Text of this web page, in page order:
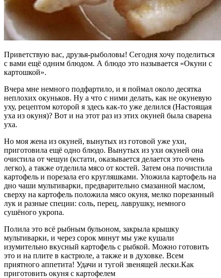
Приветствую вас, друзья-рыболовы! Сегодня хочу поделиться
с вами ещё одним блюдом. А блюдо это называется «Окуни с
картошкой».
Вчера мне немного подфартило, и я поймал около десятка
неплохих окуньков. Ну а что с ними делать, как не окуневую
уху, рецептом которой я здесь как-то уже делился (Настоящая
уха из окуня)? Вот и на этот раз из этих окуней была сварена
уха.
Но моя жена из окуней, вынутых из готовой уже ухи,
приготовила ещё одно блюдо. Вынутых из ухи окуней она
очистила от чешуи (кстати, оказывается делается это очень
легко), а также отделила мясо от костей. Затем она почистила
картофель и порезала его кругляшками. Уложила картофель на
дно чаши мультиварки, предварительно смазанной маслом,
сверху на картофель положила мясо окуня, мелко порезанный
лук и разные специи: соль, перец, лаврушку, немного
сушёного укропа.
Полила это всё рыбным бульоном, закрыла крышку
мультиварки, и через сорок минут мы уже кушали
изумительно вкусный картофель с рыбкой. Можно готовить
это и на плите в кастрюле, а также и в духовке. Всем
приятного аппетита! Удачи и тугой звенящей лески.Как
приготовить окуня с картофелем